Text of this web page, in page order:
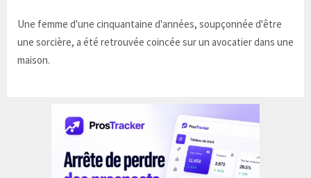
Une femme d'une cinquantaine d'années, soupçonnée d'être
une sorcière, a été retrouvée coincée sur un avocatier dans une
maison.